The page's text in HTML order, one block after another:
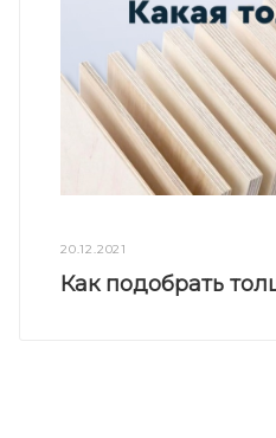
20.12.2021
Как подобрать